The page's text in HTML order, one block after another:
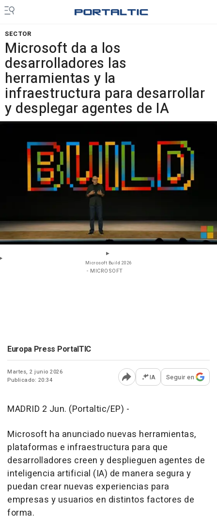
SECTOR
Microsoft da a los
desarrolladores las
herramientas y la
infraestructura para desarrollar
y desplegar agentes de IA
Microsoft Build 2026
- MICROSOFT
Europa Press PortalTIC
Martes, 2 junio 2026
Publicado: 20:34
Abrir opciones para
IA Seguir en
MADRID 2 Jun. (Portaltic/EP) -
Microsoft ha anunciado nuevas herramientas,
plataformas e infraestructura para que
desarrolladores creen y desplieguen agentes de
inteligencia artificial (IA) de manera segura y
puedan crear nuevas experiencias para
empresas y usuarios en distintos factores de
forma.